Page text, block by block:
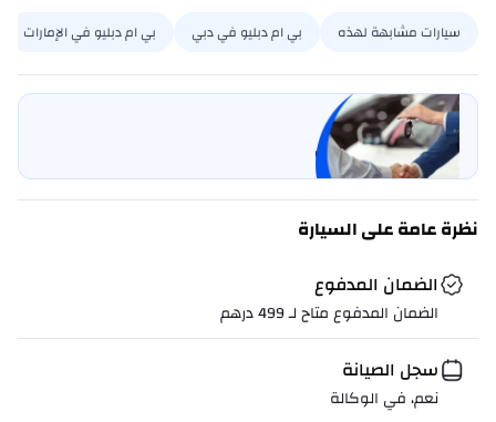
سيارات مشابهة لهذه بي ام دبليو في دبي بي ام دبليو في الإمارات
بيع سيارتي
خليها على كارسويتش
نظرة عامة على السيارة
الضمان المدفوع
الضمان المدفوع متاح لـ 499 درهم
سجل الصيانة
نعم، في الوكالة